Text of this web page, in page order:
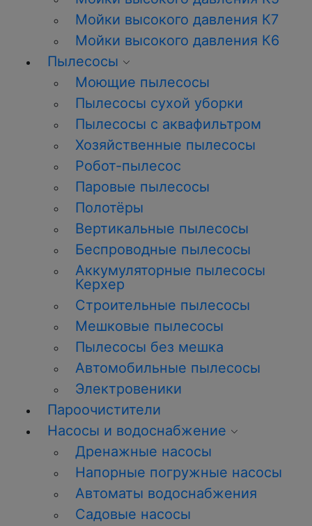
Мойки высокого давления К7
Мойки высокого давления К6
Пылесосы
Моющие пылесосы
Пылесосы сухой уборки
Пылесосы с аквафильтром
Хозяйственные пылесосы
Робот-пылесос
Паровые пылесосы
Полотёры
Вертикальные пылесосы
Беспроводные пылесосы
Аккумуляторные пылесосы
Керхер
Строительные пылесосы
Мешковые пылесосы
Пылесосы без мешка
Автомобильные пылесосы
Электровеники
Пароочистители
Насосы и водоснабжение
Дренажные насосы
Напорные погружные насосы
Автоматы водоснабжения
Садовые насосы